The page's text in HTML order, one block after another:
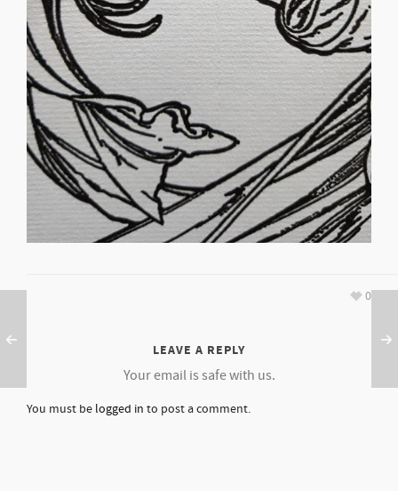
0
LEAVE A REPLY
Your email is safe with us.
You must be logged in to post a comment.